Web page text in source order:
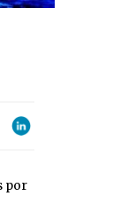
por